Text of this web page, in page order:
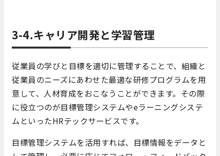
3-4.キャリア開発と学習管理
従業員の学びと目標を適切に管理することで、組織と
従業員のニーズにあわせた最適な研修プログラムを用
意して、人材育成をおこなうことができます。その際
に役立つのが目標管理システムやeラーニングシステ
ムといったHRテックサービスです。
目標管理システムを活用すれば、目標情報をデータと